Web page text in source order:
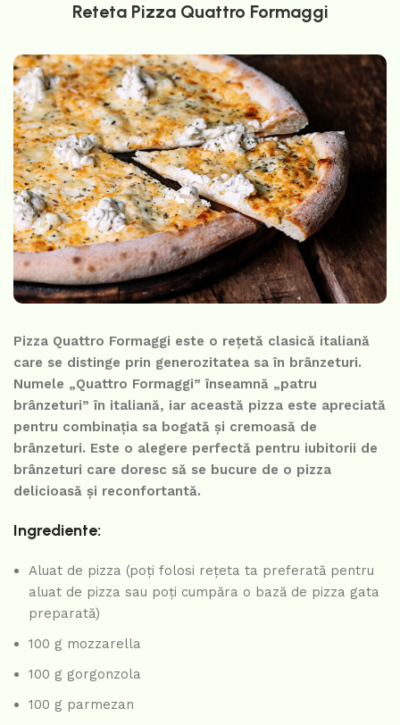
Reteta Pizza Quattro Formaggi
Pizza Quattro Formaggi este o rețetă clasică italiană
care se distinge prin generozitatea sa în brânzeturi.
Numele „Quattro Formaggi” înseamnă „patru
brânzeturi” în italiană, iar această pizza este apreciată
pentru combinația sa bogată și cremoasă de
brânzeturi. Este o alegere perfectă pentru iubitorii de
brânzeturi care doresc să se bucure de o pizza
delicioasă și reconfortantă.
Ingrediente:
Aluat de pizza (poți folosi rețeta ta preferată pentru
aluat de pizza sau poți cumpăra o bază de pizza gata
preparată)
100 g mozzarella
100 g gorgonzola
100 g parmezan